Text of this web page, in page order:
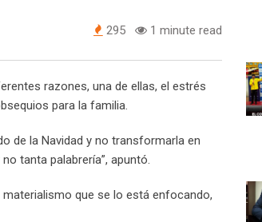
295 1 minute read
razones, una de ellas, el estrés
para la familia.
de la Navidad y no transformarla en
tanta palabrería”, apuntó.
materialismo que se lo está enfocando,